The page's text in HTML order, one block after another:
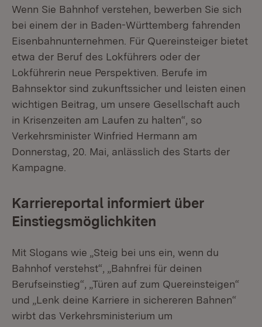
Wenn Sie Bahnhof verstehen, bewerben Sie sich
bei einem der in Baden-Württemberg fahrenden
Eisenbahnunternehmen. Für Quereinsteiger bietet
etwa der Beruf des Lokführers oder der
Lokführerin neue Perspektiven. Berufe im
Bahnsektor sind zukunftssicher und leisten einen
wichtigen Beitrag, um unsere Gesellschaft auch
in Krisenzeiten am Laufen zu halten“, so
Verkehrsminister Winfried Hermann am
Donnerstag, 20. Mai, anlässlich des Starts der
Kampagne.
Karriereportal informiert über
Einstiegsmöglichkiten
Mit Slogans wie „Steig bei uns ein, wenn du
Bahnhof verstehst“, „Bahnfrei für deinen
Berufseinstieg“, „Türen auf zum Quereinsteigen“
und „Lenk deine Karriere in sichereren Bahnen“
wirbt das Verkehrsministerium um